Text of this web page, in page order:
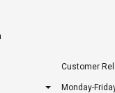
Customer
Monday-